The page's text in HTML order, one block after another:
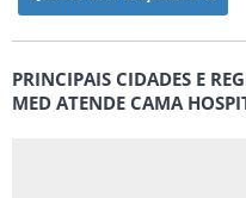
PRINCIPAIS CIDADES E
MED ATENDE CAMA